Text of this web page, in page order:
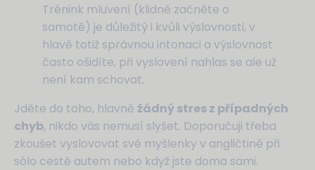
Trénink mluvení (klidně začněte o
samotě) je důležitý i kvůli výslovnosti, v
hlavě totiž správnou intonaci a výslovnost
často ošidíte, při vyslovení nahlas se ale už
není kam schovat.
Jděte do toho, hlavně žádný stres z případných
chyb, nikdo vás nemusí slyšet. Doporučuji třeba
zkoušet vyslovovat své myšlenky v angličtině při
sólo cestě autem nebo když jste doma sami.